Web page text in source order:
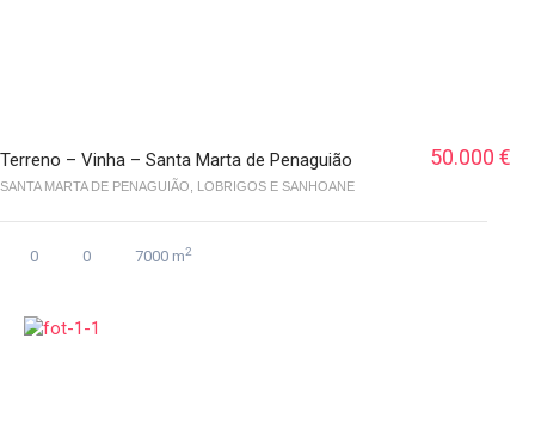
Terreno – Vinha – Santa Marta de Penaguião
SANTA MARTA DE PENAGUIÃO, LOBRIGOS E SANHOANE
50.000 €
0 0 7000 m2